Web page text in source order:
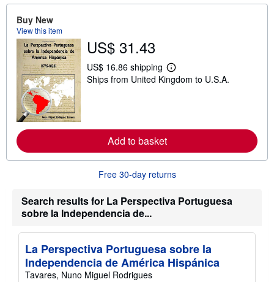
Buy New
View this item
US$ 31.43
US$ 16.86 shipping
L
e
a
b
o
s
i
n
g
Ships from United Kingdom to U.S.A.
Add to basket
Free 30-day returns
Search results for La Perspectiva Portuguesa
sobre la Independencia de...
La Perspectiva Portuguesa sobre la
Independencia de América Hispánica
Tavares, Nuno Miguel Rodrigues